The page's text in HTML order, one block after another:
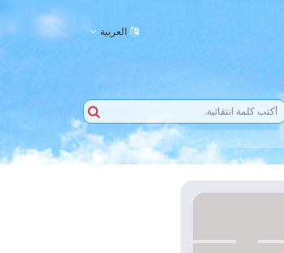
العربية